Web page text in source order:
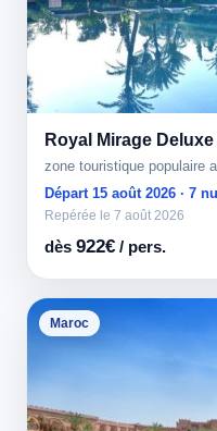
Royal Mirage Deluxe
zone touristique populaire
Départ 15 août 2026 · 7
Repérée le 7 août 2026
dès 922€ / pers.
Maroc